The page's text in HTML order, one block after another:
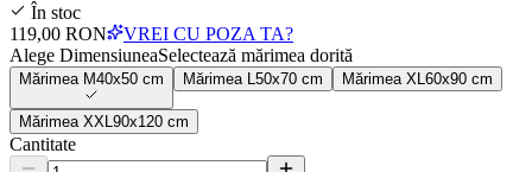
În stoc
119,00 RON
VREI CU POZA TA?
Alege DimensiuneaSelectează mărimea dorită
Mărimea M40x50 cm Mărimea 50x70 cm Mărimea XL 60x90 cm
Mărimea XXL 90x120 cm
Cantitate